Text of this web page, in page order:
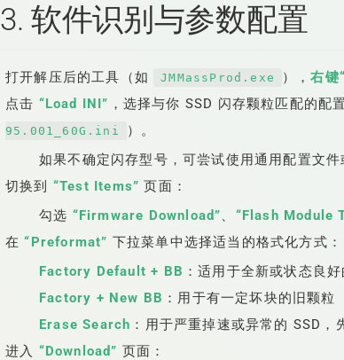
3. 软件识别与参数配置
打开解压后的工具（如 JMMassProd.exe ），右键
点击 “Load INI” ，选择与你 SSD 闪存颗粒匹配的配
95.001_60G.ini
）。
如果不确定闪存型号，可尝试使用通用配置文件
切换到 “Test Items” 页面：
勾选 “Firmware Download”、 “Flash Module
在“Preformat” 下拉菜单中选择适当的格式化方式：
Factory Default + BB ：适用于全新或状态良
Factory + New BB ：用于有一定坏块的旧颗粒
Erase Search ：用于严重掉速或异常的 SSD，
进入 “Download” 页面：